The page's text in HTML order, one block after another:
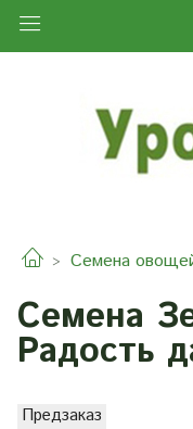
Семена
Семена
Радость
Предзаказ